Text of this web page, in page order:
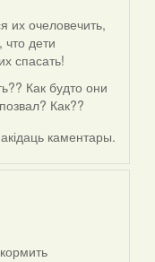
их очеловечить,
дети
спасать!
Как будто они
Как??
каментары.